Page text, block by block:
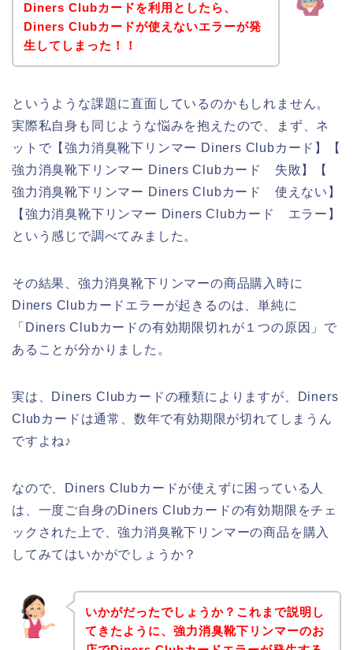
Diners Clubカードを利用としたら、
Diners Clubカードが使えないエラーが発
生してしまった！！
というような課題に直面しているのかもしれません。
実際私自身も同じような悩みを抱えたので、まず、ネ
ットで【強力消臭靴下リンマー Diners Clubカード】【
強力消臭靴下リンマー Diners Clubカード 失敗】【
強力消臭靴下リンマー Diners Clubカード 使えない】
【強力消臭靴下リンマー Diners Clubカード エラー】
という感じで調べてみました。
その結果、強力消臭靴下リンマーの商品購入時に
Diners Clubカードエラーが起きるのは、単純に
「Diners Clubカードの有効期限切れが１つの原因」で
あることが分かりました。
実は、Diners Clubカードの種類によりますが、Diners
Clubカードは通常、数年で有効期限が切れてしまうん
ですよね♪
なので、Diners Clubカードが使えずに困っている人
は、一度ご自身のDiners Clubカードの有効期限をチェ
ックされた上で、強力消臭靴下リンマーの商品を購入
してみてはいかがでしょうか？
いかがだったでしょうか？これまで説明し
てきたように、強力消臭靴下リンマーのお